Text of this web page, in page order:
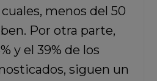
menos del 50
Por otra parte,
y el 39% de los
siguen un